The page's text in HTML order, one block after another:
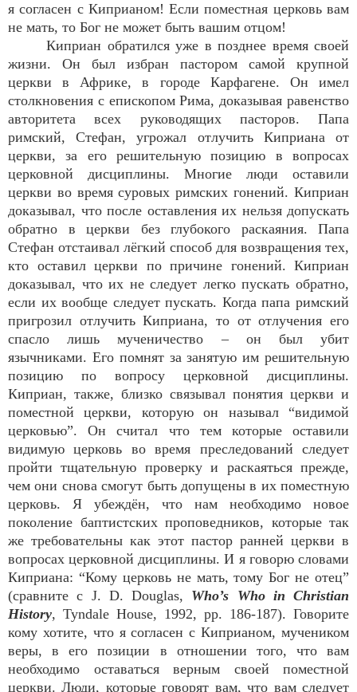
я согласен с Киприаном! Если поместная церковь вам
не мать, то Бог не может быть вашим отцом!
Киприан обратился уже в позднее время своей
жизни. Он был избран пастором самой крупной
церкви в Африке, в городе Карфагене. Он имел
столкновения с епископом Рима, доказывая равенство
авторитета всех руководящих пасторов. Папа
римский, Стефан, угрожал отлучить Киприана от
церкви, за его решительную позицию в вопросах
церковной дисциплины. Многие люди оставили
церкви во время суровых римских гонений. Киприан
доказывал, что после оставления их нельзя допускать
обратно в церкви без глубокого раскаяния. Папа
Стефан отстаивал лёгкий способ для возвращения тех,
кто оставил церкви по причине гонений. Киприан
доказывал, что их не следует легко пускать обратно,
если их вообще следует пускать. Когда папа римский
пригрозил отлучить Киприана, то от отлучения его
спасло лишь мученичество – он был убит
язычниками. Его помнят за занятую им решительную
позицию по вопросу церковной дисциплины.
Киприан, также, близко связывал понятия церкви и
поместной церкви, которую он называл “видимой
церковью”. Он считал что тем которые оставили
видимую церковь во время преследований следует
пройти тщательную проверку и раскаяться прежде,
чем они снова смогут быть допущены в их поместную
церковь. Я убеждён, что нам необходимо новое
поколение баптистских проповедников, которые так
же требовательны как этот пастор ранней церкви в
вопросах церковной дисциплины. И я говорю словами
Киприана: “Кому церковь не мать, тому Бог не отец”
(сравните с J. D. Douglas, Who’s Who in Christian
History, Tyndale House, 1992, pp. 186-187). Говорите
кому хотите, что я согласен с Киприаном, мучеником
веры, в его позиции в отношении того, что вам
необходимо оставаться верным своей поместной
церкви. Люди, которые говорят вам, что вам следует